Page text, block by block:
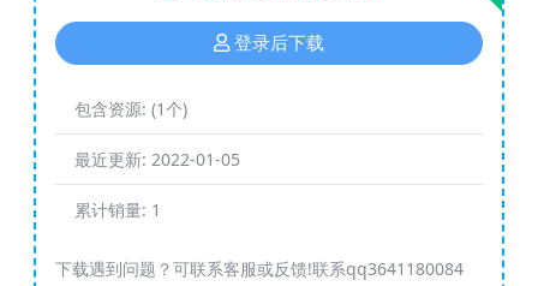
登录后下载
包含资源: (1个)
最近更新: 2022-01-05
累计销量: 1
下载遇到问题？可联系客服或反馈!联系qq3641180084